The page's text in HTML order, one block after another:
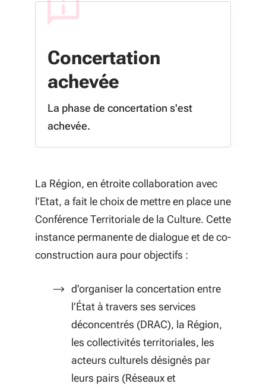
Concertation
achevée
La phase de concertation s'est
achevée.
La Région, en étroite collaboration avec
l’Etat, a fait le choix de mettre en place une
Conférence Territoriale de la Culture. Cette
instance permanente de dialogue et de co-
construction aura pour objectifs :
d'organiser la concertation entre
l’État à travers ses services
déconcentrés (DRAC), la Région,
les collectivités territoriales, les
acteurs culturels désignés par
leurs pairs (Réseaux et